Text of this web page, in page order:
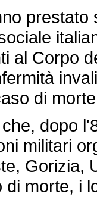
prestato
al Corpo
di
dopo
militari
Gorizia,
morte, i